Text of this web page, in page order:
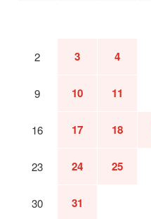
2 3 4
9 10 11
16 17 18
23 24 25
30 31